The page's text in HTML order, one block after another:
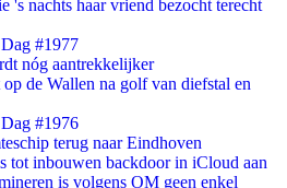
's nachts haar vriend bezocht terecht
#1977
nóg aantrekkelijker
de Wallen na golf van diefstal en
#1976
terug naar Eindhoven
tot inbouwen backdoor in iCloud aan
is volgens OM geen enkel